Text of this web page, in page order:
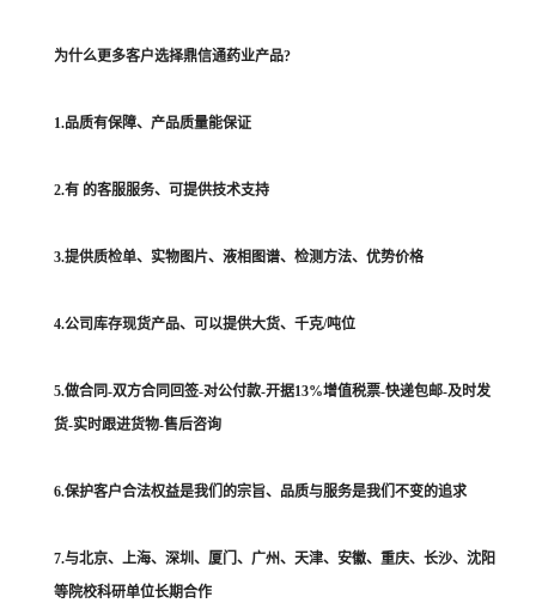
为什么更多客户选择鼎信通药业产品?
1.品质有保障、产品质量能保证
2.有 的客服服务、可提供技术支持
3.提供质检单、实物图片、液相图谱、检测方法、优势价格
4.公司库存现货产品、可以提供大货、千克/吨位
5.做合同-双方合同回签-对公付款-开据13%增值税票-快递包邮-及时发
货-实时跟进货物-售后咨询
6.保护客户合法权益是我们的宗旨、品质与服务是我们不变的追求
7.与北京、上海、深圳、厦门、广州、天津、安徽、重庆、长沙、沈阳
等院校科研单位长期合作